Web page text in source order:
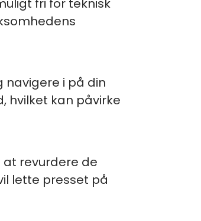
fri for teknisk
navigere i på din
hvilket kan påvirke
revurdere de
lette presset på